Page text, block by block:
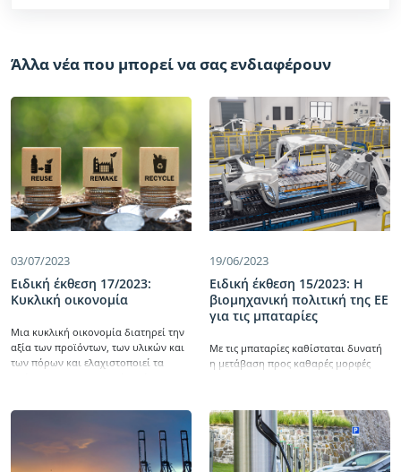
Άλλα νέα που μπορεί να σας ενδιαφέρουν
03/07/2023
Ειδική έκθεση 17/2023:
Κυκλική οικονομία
Μια κυκλική οικονομία διατηρεί την
αξία των προϊόντων, των υλικών και
των πόρων και ελαχιστοποιεί τα
του περιβαλλοντικού αντικτύπου του.
στοιχεία που να αποδεικνύουν ότι τα
δύο σχέδια δράσης της Επιτροπής για
την κυκλική οικονομία, ιδίως όσον
19/06/2023
Ειδική έκθεση 15/2023: Η
βιομηχανική πολιτική της ΕΕ
για τις μπαταρίες
Με τις μπαταρίες καθίσταται δυνατή
η μετάβαση προς καθαρές μορφές
της αυτοκινητοβιομηχανίας. Το 2018,
στο πλαίσιο της βιομηχανικής
πολιτικής της ΕΕ, η Επιτροπή
χαρακτήρισε τις μπαταρίες ως